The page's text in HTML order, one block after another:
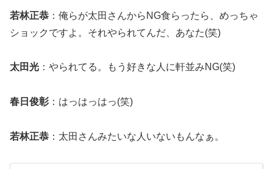
若林正恭 ：俺らが太田さんからNG食らったら、めっちゃ
ショックですよ。それやられてんだ、あなた(笑)
太田光 ：やられてる。もう好きな人に軒並みNG(笑)
春日俊彰 ：はっはっはっ(笑)
若林正恭 ：太田さんみたいな人いないもんなぁ。